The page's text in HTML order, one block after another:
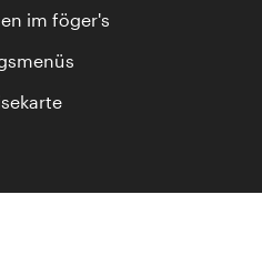
im föger's